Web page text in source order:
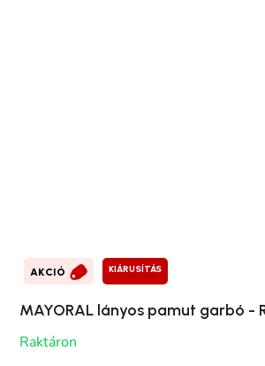
AKCIÓ KIÁRUSÍTÁS
MAYORAL lányos pamut garbó -
Raktáron